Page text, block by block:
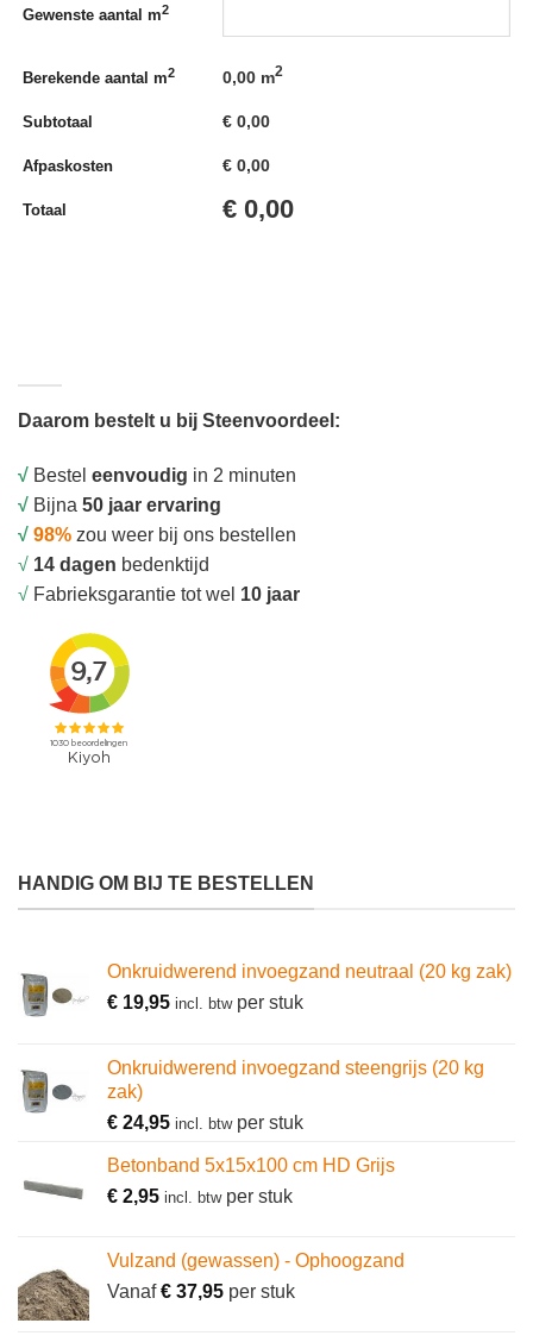
Gewenste aantal m2
Berekende aantal m2 0,00 m2
Subtotaal €0,00
Afpaskosten €0,00
Totaal € 0,00
Daarom bestelt u bij Steenvoordeel:
√ Bestel eenvoudig in 2 minuten
√ Bijna 50 jaar ervaring
√ 98% zou weer bij ons bestellen
√ 14 dagen bedenktijd
√ Fabrieksgarantie tot wel 10 jaar
HANDIG OM BIJ TE BESTELLEN
Onkruidwerend invoegzand neutraal (20 kg zak)
€ 19,95 incl. btwper stuk
Onkruidwerend invoegzand steengrijs (20 kg
zak)
€ 24,95 incl. btwper stuk
Betonband 5x15x100 cm HD Grijs
€ 2,95 incl. btwper stuk
Vulzand (gewassen) - Ophoogzand
Vanaf€ 37,95 per stuk